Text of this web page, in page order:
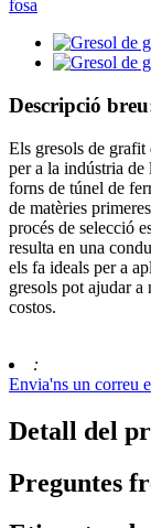
Descripció
Els gresols de
per a la indústria de
forns de túnel de
de matèries
procés de selecció
resulta en una
els fa ideals per a
gresols pot ajudar
costos.
:
Envia'ns un correu
Detall del
Preguntes